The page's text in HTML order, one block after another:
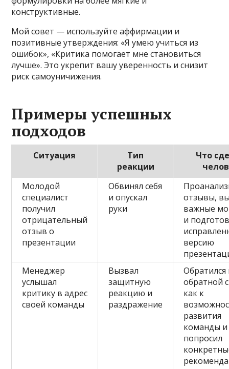
конструктивные.
Мой совет — используйте аффирмации и
позитивные утверждения: «Я умею учиться из
ошибок», «Критика помогает мне становиться
лучше». Это укрепит вашу уверенность и снизит
риск самоуничижения.
Примеры успешных
подходов
Ситуация
Тип
реакции
Что
Молодой
специалист
получил
отрицательный
отзыв о
презентации
Обвинял себя
и опускал
руки
отзывы,
важные
и
версию
Менеджер
услышал
критику в адрес
своей команды
Вызвал
защитную
реакцию и
раздражение
Обратился
обратной
как к
развития
команды и
попросил